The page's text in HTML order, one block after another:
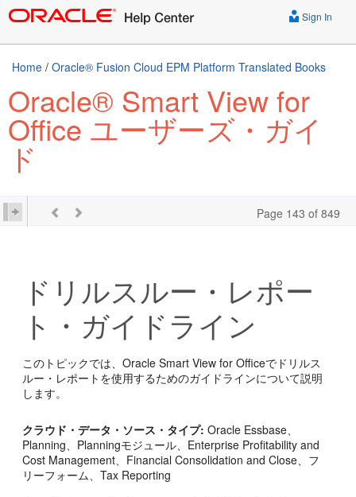
Sign In
Home / Oracle® Fusion Cloud EPM Platform Translated Books
Oracle® Smart View for
Office ユーザーズ・ガイ
ド
Page 143 of 849
ドリルスルー・レポー
ト・ガイドライン
このトピックでは、Oracle Smart View for Officeでドリルス
ルー・レポートを使用するためのガイドラインについて説明
します。
クラウド・データ・ソース・タイプ: Oracle Essbase、
Planning、 Planningモジュール、 Enterprise Profitability and
Cost Management、 Financial Consolidation and Close、 フ
リーフォーム、Tax Reporting